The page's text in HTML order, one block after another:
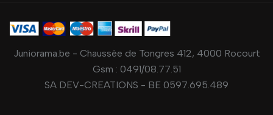
Juniorama.be - Chaussée de Tongres 412, 4000 Rocourt
Gsm : 0491/08.77.51
SA DEV-CREATIONS - BE 0597.695.489